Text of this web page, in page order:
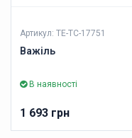
Артикул: TE-TC-17751
Важіль
В наявності
1 693 грн